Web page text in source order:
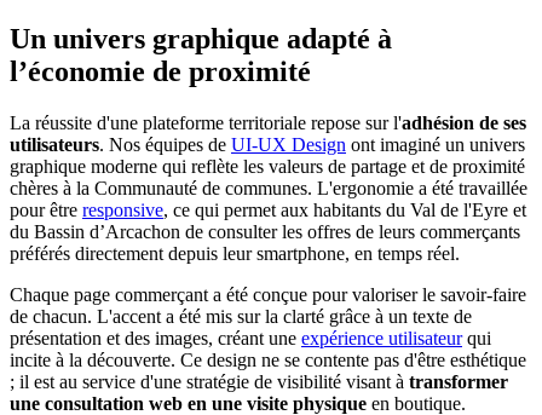
Un univers graphique adapté à
l’économie de proximité
La réussite d'une plateforme territoriale repose sur l'adhésion de ses
utilisateurs. Nos équipes de UI-UX Design ont imaginé un univers
graphique moderne qui reflète les valeurs de partage et de proximité
chères à la Communauté de communes. L'ergonomie a été travaillée
pour être responsive, ce qui permet aux habitants du Val de l'Eyre et
du Bassin d’Arcachon de consulter les offres de leurs commerçants
préférés directement depuis leur smartphone, en temps réel.
Chaque page commerçant a été conçue pour valoriser le savoir-faire
de chacun. L'accent a été mis sur la clarté grâce à un texte de
présentation et des images, créant une expérience utilisateurqui
incite à la découverte. Ce design ne se contente pas d'être esthétique
; il est au service d'une stratégie de visibilité visant à transformer
une consultation web en une visite physique en boutique.